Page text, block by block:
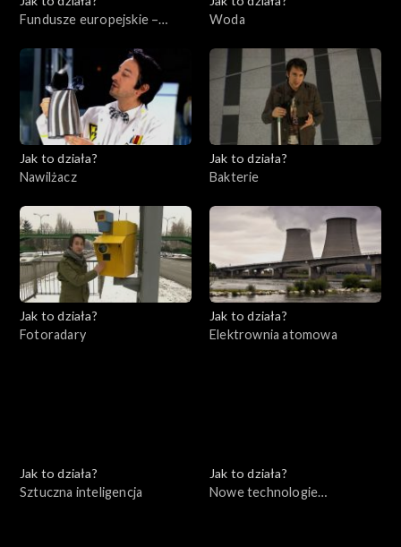
Fundusze europejskie –
Woda
Jak to działa?
Nawilżacz
Jak to działa?
Bakterie
Jak to działa?
Fotoradary
Jak to działa?
Elektrownia atomowa
Jak to działa?
Sztuczna inteligencja
Jak to działa?
Nowe technologie